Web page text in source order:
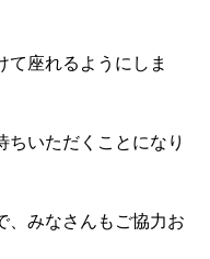
て座れるようにしま
ちいただくことになり
、みなさんもご協力お